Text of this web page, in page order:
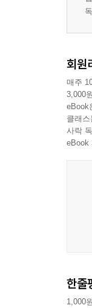
회원
매주
3,000
eBook
클래
사락
eBook
한줄
1,000